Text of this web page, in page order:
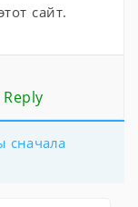
сайт.
Reply
сначала